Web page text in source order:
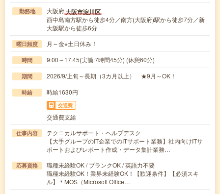
勤務地 大阪府大阪市淀川区
西中島南方駅から徒歩4分／南方(大阪府)駅から徒歩7分／新
大阪駅から徒歩6分
曜日頻度 月～金※土日休み！
時間 9:00～17:45(実働:7時間45分) (休憩60分)
期間 2026/9/上旬～長期（3カ月以上） ★9月～OK！
時給 時給1630円
交通費
交通費支給
仕事内容
テクニカルサポート・ヘルプデスク
【大手グループのIT企業でのITサポート業務】社内向けITサ
ポートおよびレポート作成・データ集計業務…
応募資格
職種未経験OK / ブランクOK / 英語力不要
職種未経験OK！業界未経験OK！【歓迎条件】【必須スキ
ル】＊MOS（Microsoft Office…